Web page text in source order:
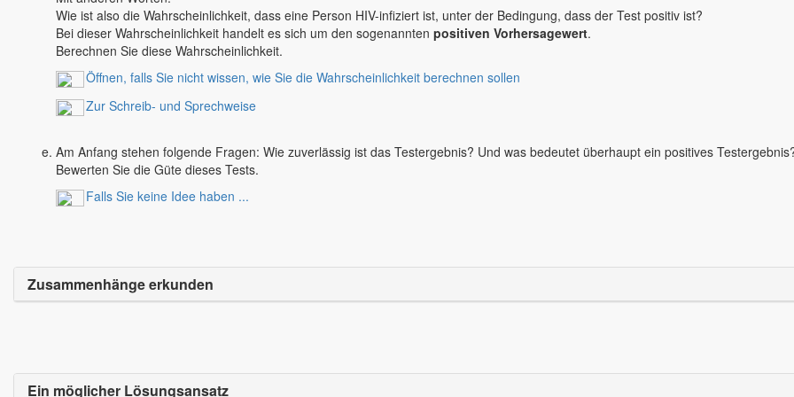
Wie ist also die Wahrscheinlichkeit, dass eine Person HIV-infiziert ist, unter der Bedingung, dass der Test positiv ist?
Bei dieser Wahrscheinlichkeit handelt es sich um den sogenannten positiven Vorhersagewert.
Berechnen Sie diese Wahrscheinlichkeit.
Öffnen, falls Sie nicht wissen, wie Sie die Wahrscheinlichkeit berechnen sollen
Zur Schreib- und Sprechweise
Am Anfang stehen folgende Fragen: Wie zuverlässig ist das Testergebnis? Und was bedeutet überhaupt ein positives
Bewerten Sie die Güte dieses Tests.
Falls Sie keine Idee haben ...
Zusammenhänge erkunden
Ein möglicher Lösungsansatz